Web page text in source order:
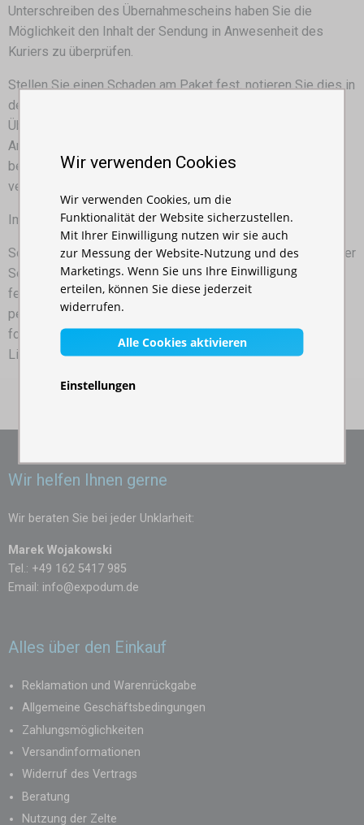
Unterschreiben des Übernahmescheins haben Sie die
Möglichkeit den Inhalt der Sendung in Anwesenheit des
Kuriers zu überprüfen.
Stellen Sie einen Schaden am Paket fest, notieren Sie dies in
den Übernahmeschein. Nach dem Unterschreiben des
Übernahmescheins können Sie den Inhalt der Sendung in
Anwesenheit des Kuriers überprüfen. Ist die Sendung
beschädigt, notieren Sie es in den Übernahmeschein und
verweigern Sie die Annahme.
Im Nachhinein werden wir Sie kontaktieren.
Sollten Sie eine Beschädigung der Sendung (des Inhaltes der
Sendung) erst nach Erhalt und Abfahrt des Kuriers
feststellen, müssen Sie die Ware innerhalb von 24 Stunden
per E-Mail unter info@expodom.sk oder per Post an
folgender Adresse MUTTON s.r.o., Palugyayho 896, 03101
Liptovský Mikuláš reklamieren.
Wir helfen Ihnen gerne
Wir beraten Sie bei jeder Unklarheit:
Marek Wojakowski
Tel.: +49 162 5417 985
Email: info@expodum.de
Alles über den Einkauf
Reklamation und Warenrückgabe
Allgemeine Geschäftsbedingungen
Zahlungsmöglichkeiten
Versandinformationen
Widerruf des Vertrags
Beratung
Nutzung der Zelte
Wir verwenden Cookies
Wir verwenden Cookies, um die
Funktionalität der Website sicherzustellen.
Mit Ihrer Einwilligung nutzen wir sie auch
zur Messung der Website-Nutzung und des
Marketings. Wenn Sie uns Ihre Einwilligung
erteilen, können Sie diese jederzeit
widerrufen.
Alle Cookies aktivieren
Einstellungen